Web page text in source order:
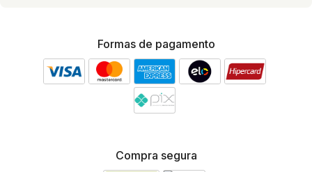
Formas de pagamento
Compra segura